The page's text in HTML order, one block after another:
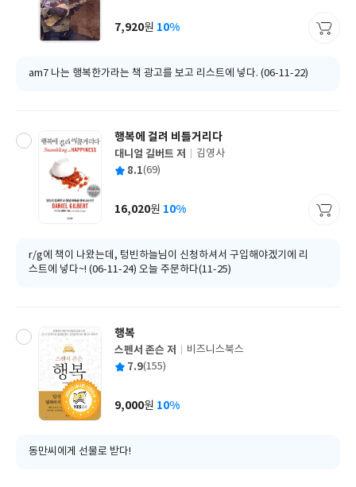
사
가
7,920원 10%
am7 나는 행복한가라는 책 광고를 보고 리스트에 넣다. (06-11-22)
행복에 걸려 비틀거리다
글
쓴
대니얼 길버트 저
출
사
김영사
평 8.1(69)
가
16,020원 10%
r/g에 책이 나왔는데, 텅빈하늘님이 신청하셔서 구입해야겠기에 리
스트에 넣다~! (06-11-24) 오늘 주문하다(11-25)
행복
글
쓴
스펜서 존슨 저
출
사
비즈니스북스
평 7.9(155)
가
9,000원 10%
동만씨에게 선물로 받다!